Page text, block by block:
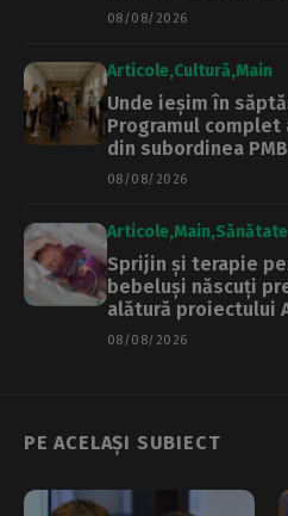
08/08/2026
Articole Cultură Main
Unde ieșim în
Programul
din subordinea PMB
08/08/2026
Articole Main Sănătate
Sprijin și terapie
bebeluși născuți
alătură proiectului
08/08/2026
PE ACELAȘI SUBIECT